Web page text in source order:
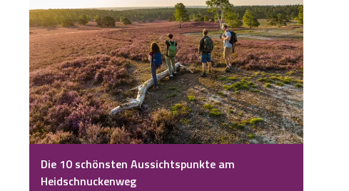
Die 10 schönsten Aussichtspunkte am
Heidschnuckenweg